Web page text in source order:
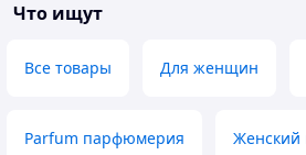
алкогольной
Что ищут
Все товары Для женщин
Parfum парфюмерия